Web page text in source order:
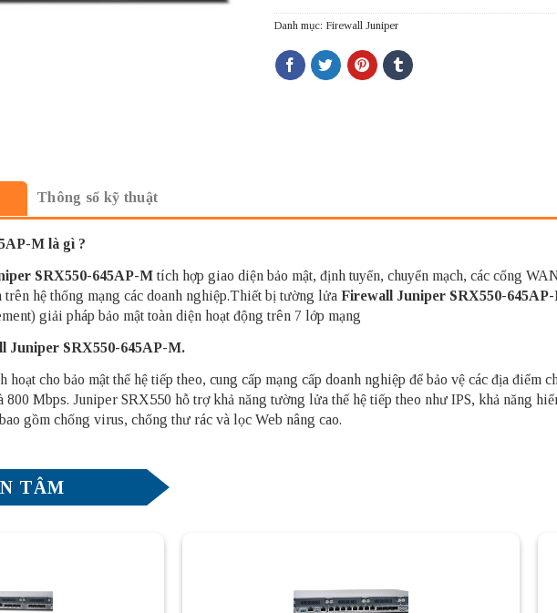
Danh mục: Firewall Juniper
Thông số kỹ thuật
M là gì ?
SRX550-645AP-Mtích hợp giao diện bảo mật, định tuyển, chuyển mạch, các cổng
trên hệ thống mạng các doanh nghiệp.Thiết bị tường lửa Firewall Juniper SRX550-
giải pháp bảo mật toàn diện hoạt động trên 7 lớp mạng
Juniper SRX550-645AP-M.
cho bảo mật thế hệ tiếp theo, cung cấp mạng cấp doanh nghiệp để bảo vệ các địa
Mbps. Juniper SRX550 hỗ trợ khả năng tường lửa thế hệ tiếp theo như IPS, khả năng
gồm chống virus, chống thư rác và lọc Web nâng cao.
TÂM